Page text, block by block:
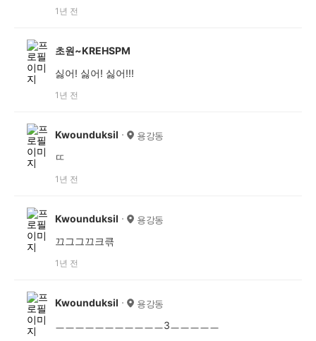
1년 전
초원~KREHSPM
싫어! 싫어! 싫어!!!
1년 전
Kwounduksil 용강동
ㄸ
1년 전
Kwounduksil 용강동
끄그그끄크큮
1년 전
Kwounduksil 용강동
ㅡㅡㅡㅡㅡㅡㅡㅡㅡㅡㅡ3ㅡㅡㅡㅡㅡ